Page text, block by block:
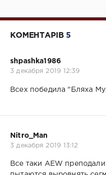
КОМЕНТАРІВ5
shpashka1986
3 декабря 2019 12:39
Всех победила "Бляха
Nitro_Man
3 декабря 2019 13:12
Все таки AEW